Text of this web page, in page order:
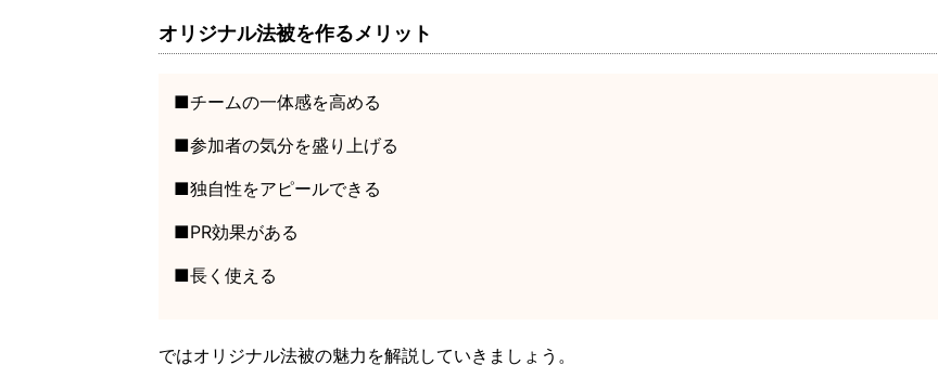
オリジナル法被を作るメリット
■チームの一体感を高める
■参加者の気分を盛り上げる
■独自性をアピールできる
■PR効果がある
■長く使える
ではオリジナル法被の魅力を解説していきましょう。